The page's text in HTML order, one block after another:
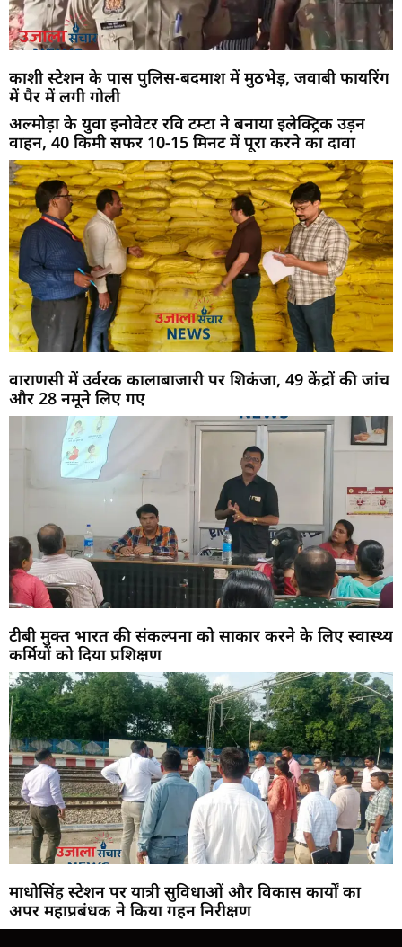
काशी स्टेशन के पास पुलिस-बदमाश में मुठभेड़, जवाबी फायरिंग
में पैर में लगी गोली
अल्मोड़ा के युवा इनोवेटर रवि टम्टा ने बनाया इलेक्ट्रिक उड़न
वाहन, 40 किमी सफर 10-15 मिनट में पूरा करने का दावा
वाराणसी में उर्वरक कालाबाजारी पर शिकंजा, 49 केंद्रों की जांच
और 28 नमूने लिए गए
टीबी मुक्त भारत की संकल्पना को साकार करने के लिए स्वास्थ्य
कर्मियों को दिया प्रशिक्षण
माधोसिंह स्टेशन पर यात्री सुविधाओं और विकास कार्यों का
अपर महाप्रबंधक ने किया गहन निरीक्षण